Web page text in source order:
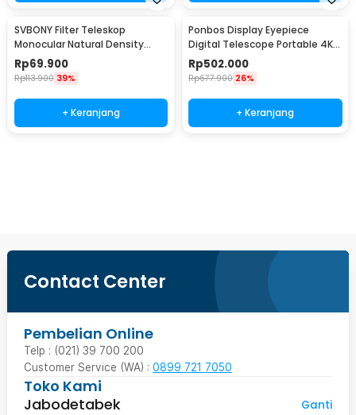
SVBONY Filter Teleskop
Monocular Natural Density
Eyepiece 1.25 Inch ND4 - SV139
Rp69.900
Rp113.900 39%
+ Keranjang
Ponbos Display Eyepiece
Digital Telescope Portable 4K 3
Inch - NV009Y
Rp502.000
Rp677.900 26%
+ Keranjang
Contact Center
Pembelian Online
Telp : (021) 39 700 200
Customer Service (WA) : 0899 721 7050
Toko Kami
Jabodetabek
Ganti